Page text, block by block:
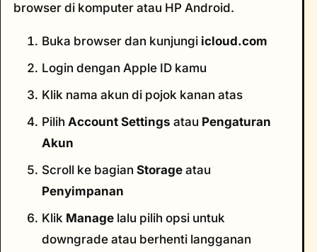
browser di komputer atau HP Android.
Buka browser dan kunjungi icloud.com
Login dengan Apple ID kamu
Klik nama akun di pojok kanan atas
Pilih Account Settings atau Pengaturan
Akun
Scroll ke bagian Storage atau
Penyimpanan
Klik Manage lalu pilih opsi untuk
downgrade atau berhenti langganan